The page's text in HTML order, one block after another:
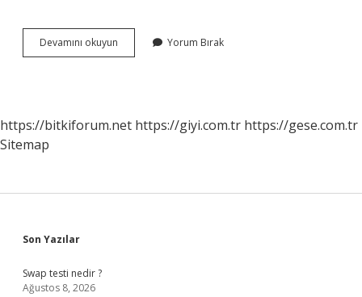
Devamını okuyun
Arkadaki
Yorum Bırak
https://bitkiforum.net https://giyi.com.tr https://gese.com.tr
Sitemap
Sidebar
Son Yazılar
Swap testi nedir ?
Ağustos 8, 2026